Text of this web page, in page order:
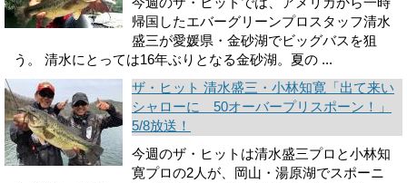
帰国したエバーグリーンプロスタッフ清水
盛三が愛媛県・金砂湖でビッグバスを狙
う。 清水にとっては16年ぶりとなる金砂湖。夏の ...
ザ・ヒット 清水盛三・小林知寛「出て来い
シャローに 50オーバープリスポーン！」
5/8放送！
今週のザ・ヒットは清水盛三プロと小林知
寛プロの2人が、岡山・湯原湖でスポーニ